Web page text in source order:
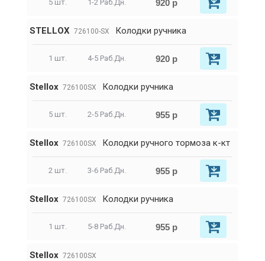
5 шт. 1-2 Раб.Дн. 920 р
STELLOX 726100-SX Колодки ручника
1 шт. 4-5 Раб.Дн. 920 р
Stellox 726100SX Колодки ручника
5 шт. 2-5 Раб.Дн. 955 р
Stellox 726100SX Колодки ручного тормоза к-кт
2 шт. 3-6 Раб.Дн. 955 р
Stellox 726100SX Колодки ручника
1 шт. 5-8 Раб.Дн. 955 р
Stellox 726100SX